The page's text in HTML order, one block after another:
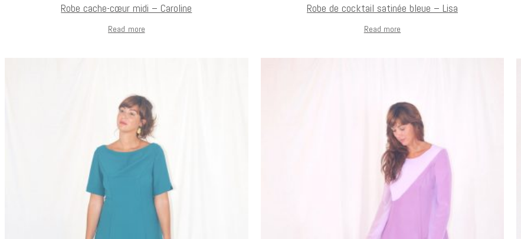
Robe cache-cœur midi – Caroline
Read more
Robe de cocktail satinée bleue – Lisa
Read more